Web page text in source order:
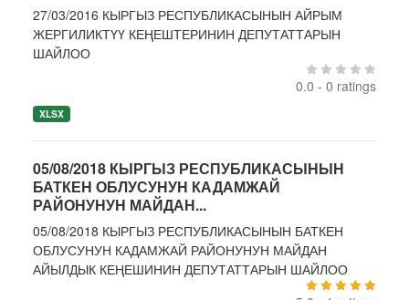
27/03/2016 КЫРГЫЗ РЕСПУБЛИКАСЫНЫН АЙРЫМ
ЖЕРГИЛИКТҮҮ КЕҢЕШТЕРИНИН ДЕПУТАТТАРЫН
ШАЙЛОО
0.0 - 0 ratings
XLSX
05/08/2018 КЫРГЫЗ РЕСПУБЛИКАСЫНЫН
БАТКЕН ОБЛУСУНУН КАДАМЖАЙ
РАЙОНУНУН МАЙДАН...
05/08/2018 КЫРГЫЗ РЕСПУБЛИКАСЫНЫН БАТКЕН
ОБЛУСУНУН КАДАМЖАЙ РАЙОНУНУН МАЙДАН
АЙЫЛДЫК КЕҢЕШИНИН ДЕПУТАТТАРЫН ШАЙЛОО